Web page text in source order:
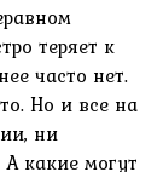
теряет к
часто нет.
Но и все на
ни
какие могут